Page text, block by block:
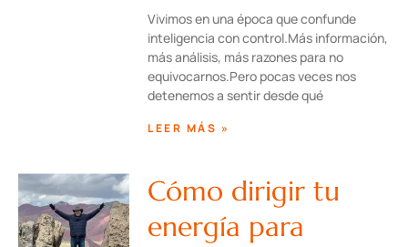
Vivimos en una época que confunde
inteligencia con control.Más información,
más análisis, más razones para no
equivocarnos.Pero pocas veces nos
detenemos a sentir desde qué
LEER MÁS »
Cómo dirigir tu
energía para